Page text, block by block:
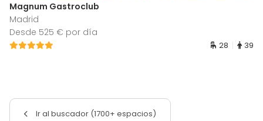
Magnum Gastroclub
Madrid
Desde 525 € por día
28 39
Ir al buscador (1700+ espacios)